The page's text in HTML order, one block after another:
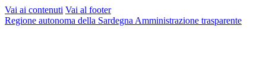
Vai ai contenuti Vai al footer
Regione autonoma della Sardegna Amministrazione trasparente